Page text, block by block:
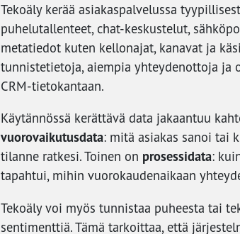
Tekoäly kerää asiakaspalvelussa
puhelutallenteet, chat-keskustelut,
metatiedot kuten kellonajat, kanavat ja
tunnistetietoja, aiempia yhteydenottoja
CRM-tietokantaan.
Käytännössä kerättävä data jakaantuu
vuorovaikutusdata: mitä asiakas sanoi tai
tilanne ratkesi. Toinen on prosessidata:
tapahtui, mihin vuorokaudenaikaan
Tekoäly voi myös tunnistaa puheesta tai
sentimenttiä. Tämä tarkoittaa, että